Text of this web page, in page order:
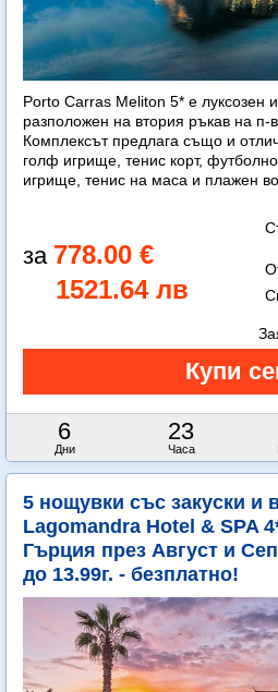
Porto Carras Meliton 5* е луксозен
разположен на втория ръкав на п-
Комплексът предлага също и
голф игрище, тенис корт,
игрище, тенис на маса и плажен
778.00 €
1521.64 лв
6
Дни
23
Часа
5 нощувки със закуски и
Lagomandra Hotel & SPA
Гърция през Август и
до 13.99г. - безплатно!